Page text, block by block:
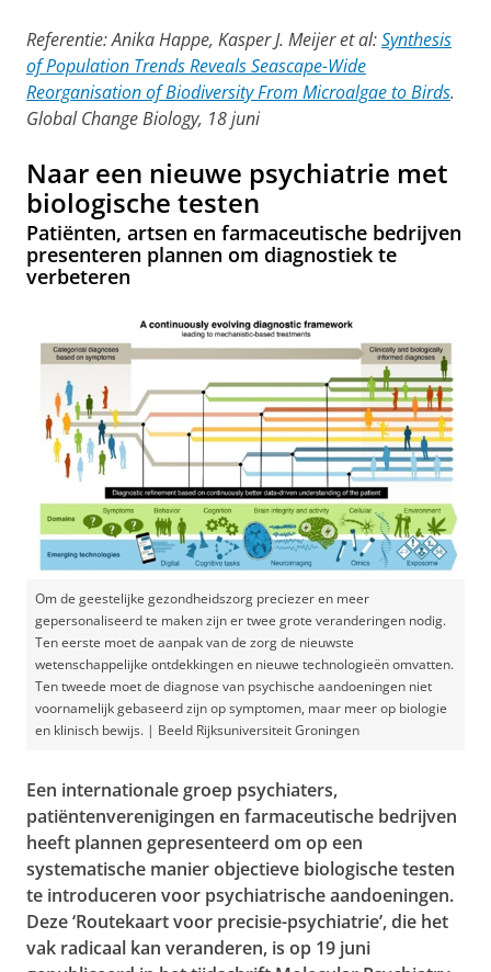
Referentie: Anika Happe, Kasper J. Meijer et al:Synthesis
of Population Trends Reveals Seascape-Wide
Reorganisation of Biodiversity From Microalgae to Birds.
Global Change Biology, 18 juni
Naar een nieuwe psychiatrie met
biologische testen
Patiënten, artsen en farmaceutische bedrijven
presenteren plannen om diagnostiek te
verbeteren
Om de geestelijke gezondheidszorg preciezer en meer
gepersonaliseerd te maken zijn er twee grote veranderingen nodig.
Ten eerste moet de aanpak van de zorg de nieuwste
wetenschappelijke ontdekkingen en nieuwe technologieën omvatten.
Ten tweede moet de diagnose van psychische aandoeningen niet
voornamelijk gebaseerd zijn op symptomen, maar meer op biologie
en klinisch bewijs. | Beeld Rijksuniversiteit Groningen
Een internationale groep psychiaters,
patiëntenverenigingen en farmaceutische bedrijven
heeft plannen gepresenteerd om op een
systematische manier objectieve biologische testen
te introduceren voor psychiatrische aandoeningen.
Deze ‘Routekaart voor precisie-psychiatrie’, die het
vak radicaal kan veranderen, is op 19 juni